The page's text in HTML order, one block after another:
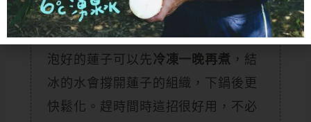
想要綿到「入口即化」的小撇步
泡好的蓮子可以先 冷凍一晚再煮 ，結
冰的水會撐開蓮子的組織，下鍋後更
快鬆化。趕時間時這招很好用，不必